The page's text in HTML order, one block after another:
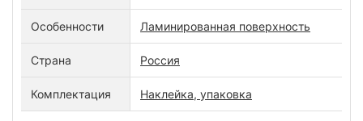
Особенности Ламинированная поверхность
Страна Россия
Комплектация Наклейка, упаковка